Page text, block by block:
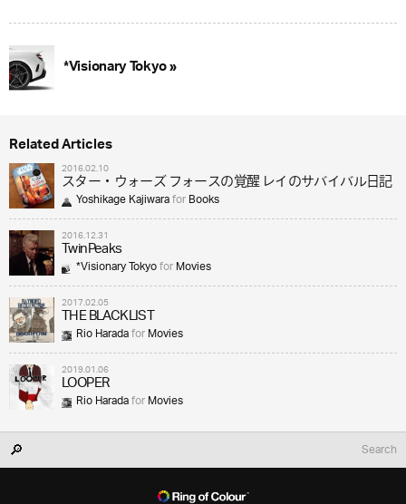
*Visionary Tokyo »
Related Articles
2016.02.10
スター・ウォーズ フォースの覚醒 レイのサバイバル日記
Yoshikage KajiwaraforBooks
2016.12.31
TwinPeaks
*Visionary TokyoforMovies
2017.02.05
THE BLACKLIST
Rio HaradaforMovies
2019.01.06
LOOPER
Rio HaradaforMovies